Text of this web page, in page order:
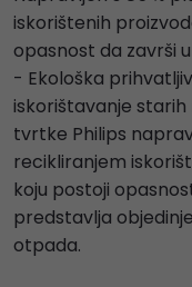
iskorištenih
opasnost da završi
- Ekološka
iskorištavanje
tvrtke Philips
recikliranjem
koju postoji
predstavlja
otpada.